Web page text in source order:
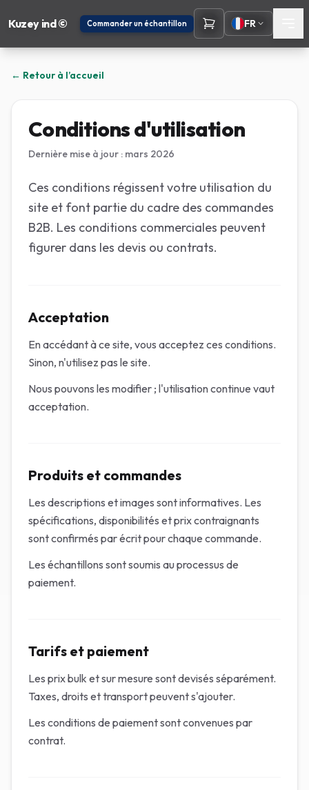
Kuzey ind © Commander un échantillon FR
← Retour à l’accueil
Conditions d'utilisation
Dernière mise à jour : mars 2026
Ces conditions régissent votre utilisation du
site et font partie du cadre des commandes
B2B. Les conditions commerciales peuvent
figurer dans les devis ou contrats.
Acceptation
En accédant à ce site, vous acceptez ces conditions.
Sinon, n'utilisez pas le site.
Nous pouvons les modifier ; l'utilisation continue vaut
acceptation.
Produits et commandes
Les descriptions et images sont informatives. Les
spécifications, disponibilités et prix contraignants
sont confirmés par écrit pour chaque commande.
Les échantillons sont soumis au processus de
paiement.
Tarifs et paiement
Les prix bulk et sur mesure sont devisés séparément.
Taxes, droits et transport peuvent s'ajouter.
Les conditions de paiement sont convenues par
contrat.